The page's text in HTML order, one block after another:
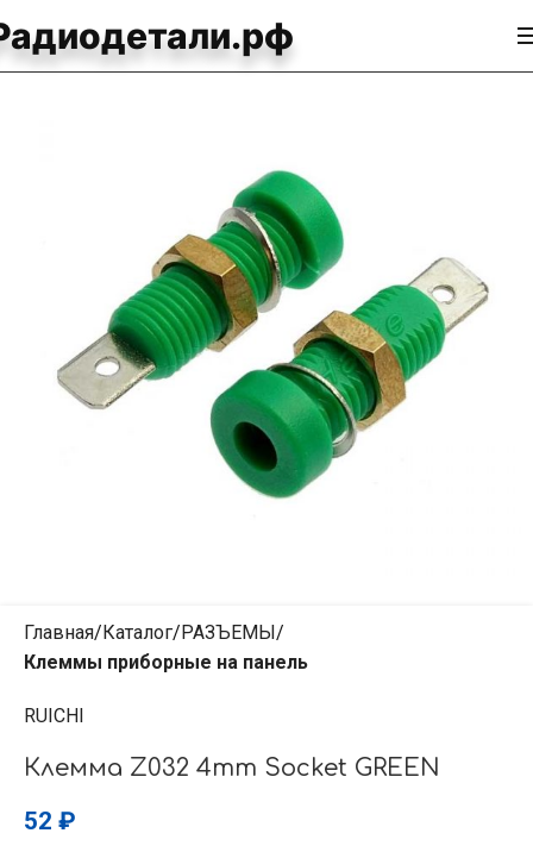
Главная Каталог РАЗЪЕМЫ
Клеммы приборные на панель
RUICHI
Клемма Z032 4mm Socket GREEN
52 ₽